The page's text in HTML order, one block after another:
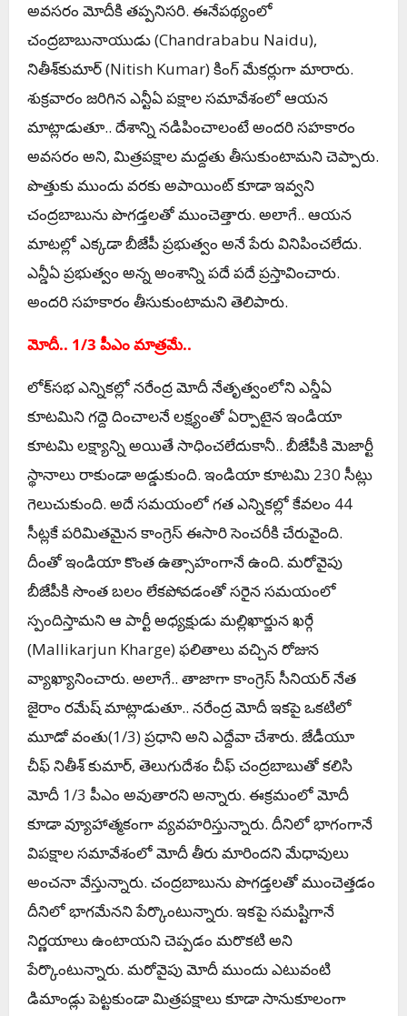
అవ‌స‌రం మోదీకి త‌ప్ప‌నిస‌రి. ఈనేప‌థ్యంలో
చంద్ర‌బాబునాయుడు (Chandrababu Naidu),
నితీశ్‌కుమార్ (Nitish Kumar) కింగ్ మేక‌ర్లుగా మారారు.
శుక్ర‌వారం జ‌రిగిన ఎన్టీఏ ప‌క్షాల స‌మావేశంలో ఆయ‌న
మాట్లాడుతూ.. దేశాన్ని న‌డిపించాలంటే అంద‌రి స‌హ‌కారం
అవ‌స‌రం అని, మిత్ర‌ప‌క్షాల మ‌ద్ద‌తు తీసుకుంటామ‌ని చెప్పారు.
పొత్తుకు ముందు వ‌ర‌కు అపాయింట్ కూడా ఇవ్వ‌ని
చంద్ర‌బాబును పొగ‌డ్త‌ల‌తో ముంచెత్తారు. అలాగే.. ఆయ‌న
మాట‌ల్లో ఎక్క‌డా బీజేపీ ప్ర‌భుత్వం అనే పేరు వినిపించ‌లేదు.
ఎన్డీఏ ప్ర‌భుత్వం అన్న అంశాన్ని ప‌దే ప‌దే ప్ర‌స్తావించారు.
అంద‌రి స‌హ‌కారం తీసుకుంటామ‌ని తెలిపారు.
మోదీ.. 1/3 పీఎం మాత్ర‌మే..
లోక్‌సభ ఎన్నికల్లో నరేంద్ర మోదీ నేతృత్వంలోని ఎన్డీఏ
కూటమిని గద్దె దించాలనే లక్ష్యంతో ఏర్పాటైన ఇండియా
కూటమి ల‌క్ష్యాన్ని అయితే సాధించ‌లేదుకానీ.. బీజేపీకి మెజార్టీ
స్థానాలు రాకుండా అడ్డుకుంది. ఇండియా కూటమి 230 సీట్లు
గెలుచుకుంది. అదే సమయంలో గత ఎన్నికల్లో కేవలం 44
సీట్లకే పరిమితమైన కాంగ్రెస్‌ ఈసారి సెంచరీకి చేరువైంది.
దీంతో ఇండియా కొంత ఉత్సాహంగానే ఉంది. మ‌రోవైపు
బీజేపీకి సొంత బ‌లం లేక‌పోవ‌డంతో స‌రైన స‌మ‌యంలో
స్పందిస్తామ‌ని ఆ పార్టీ అధ్య‌క్షుడు మ‌ల్లిఖార్జున ఖ‌ర్గే
(Mallikarjun Kharge) ఫ‌లితాలు వ‌చ్చిన రోజున
వ్యాఖ్యానించారు. అలాగే.. తాజాగా కాంగ్రెస్ సీనియ‌ర్ నేత
జైరాం ర‌మేష్ మాట్లాడుతూ.. న‌రేంద్ర మోదీ ఇక‌పై ఒక‌టిలో
మూడో వంతు(1/3) ప్ర‌ధాని అని ఎద్దేవా చేశారు. జేడీయూ
చీఫ్ నితీశ్ కుమార్‌, తెలుగుదేశం చీఫ్ చంద్ర‌బాబుతో క‌లిసి
మోదీ 1/3 పీఎం అవుతార‌ని అన్నారు. ఈక్ర‌మంలో మోదీ
కూడా వ్యూహాత్మ‌కంగా వ్య‌వ‌హ‌రిస్తున్నారు. దీనిలో భాగంగానే
విప‌క్షాల స‌మావేశంలో మోదీ తీరు మారింద‌ని మేధావులు
అంచ‌నా వేస్తున్నారు. చంద్ర‌బాబును పొగడ్త‌ల‌తో ముంచెత్త‌డం
దీనిలో భాగ‌మేన‌ని పేర్కొంటున్నారు. ఇకపై సమష్టిగానే
నిర్ణయాలు ఉంటాయని చెప్పడం మరొకటి అని
పేర్కొంటున్నారు. మ‌రోవైపు మోదీ ముందు ఎటువంటి
డిమాండ్లు పెట్ట‌కుండా మిత్ర‌ప‌క్షాలు కూడా సానుకూలంగా